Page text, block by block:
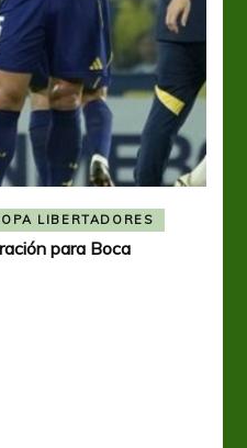
LIBERTADORES
para Boca